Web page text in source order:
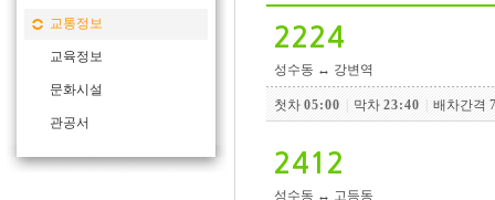
교통정보
교육정보
문화시설
관공서
2224
성수동 ↔ 강변역
첫차 05:00 막차 23:40 배차간격
2412
성수동 ↔ 고등동